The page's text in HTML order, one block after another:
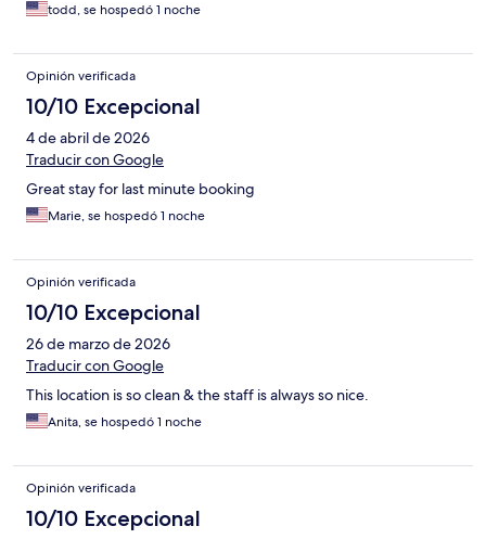
todd, se hospedó 1 noche
Opinión verificada
10/10 Excepcional
4 de abril de 2026
Traducir con Google
Great stay for last minute booking
Marie, se hospedó 1 noche
Opinión verificada
10/10 Excepcional
26 de marzo de 2026
Traducir con Google
This location is so clean & the staff is always so nice.
Anita, se hospedó 1 noche
Opinión verificada
10/10 Excepcional